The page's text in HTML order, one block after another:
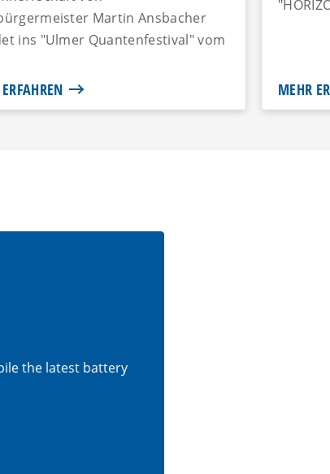
Martin Ansbacher
ins "Ulmer Quantenfestival" vom
MEHR
the latest battery